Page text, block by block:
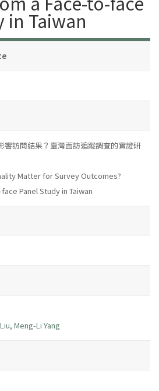
in Taiwan
響訪問結果？臺灣面訪追蹤調查的實證研
Matter for Survey Outcomes?
Panel Study in Taiwan
, Meng-Li Yang